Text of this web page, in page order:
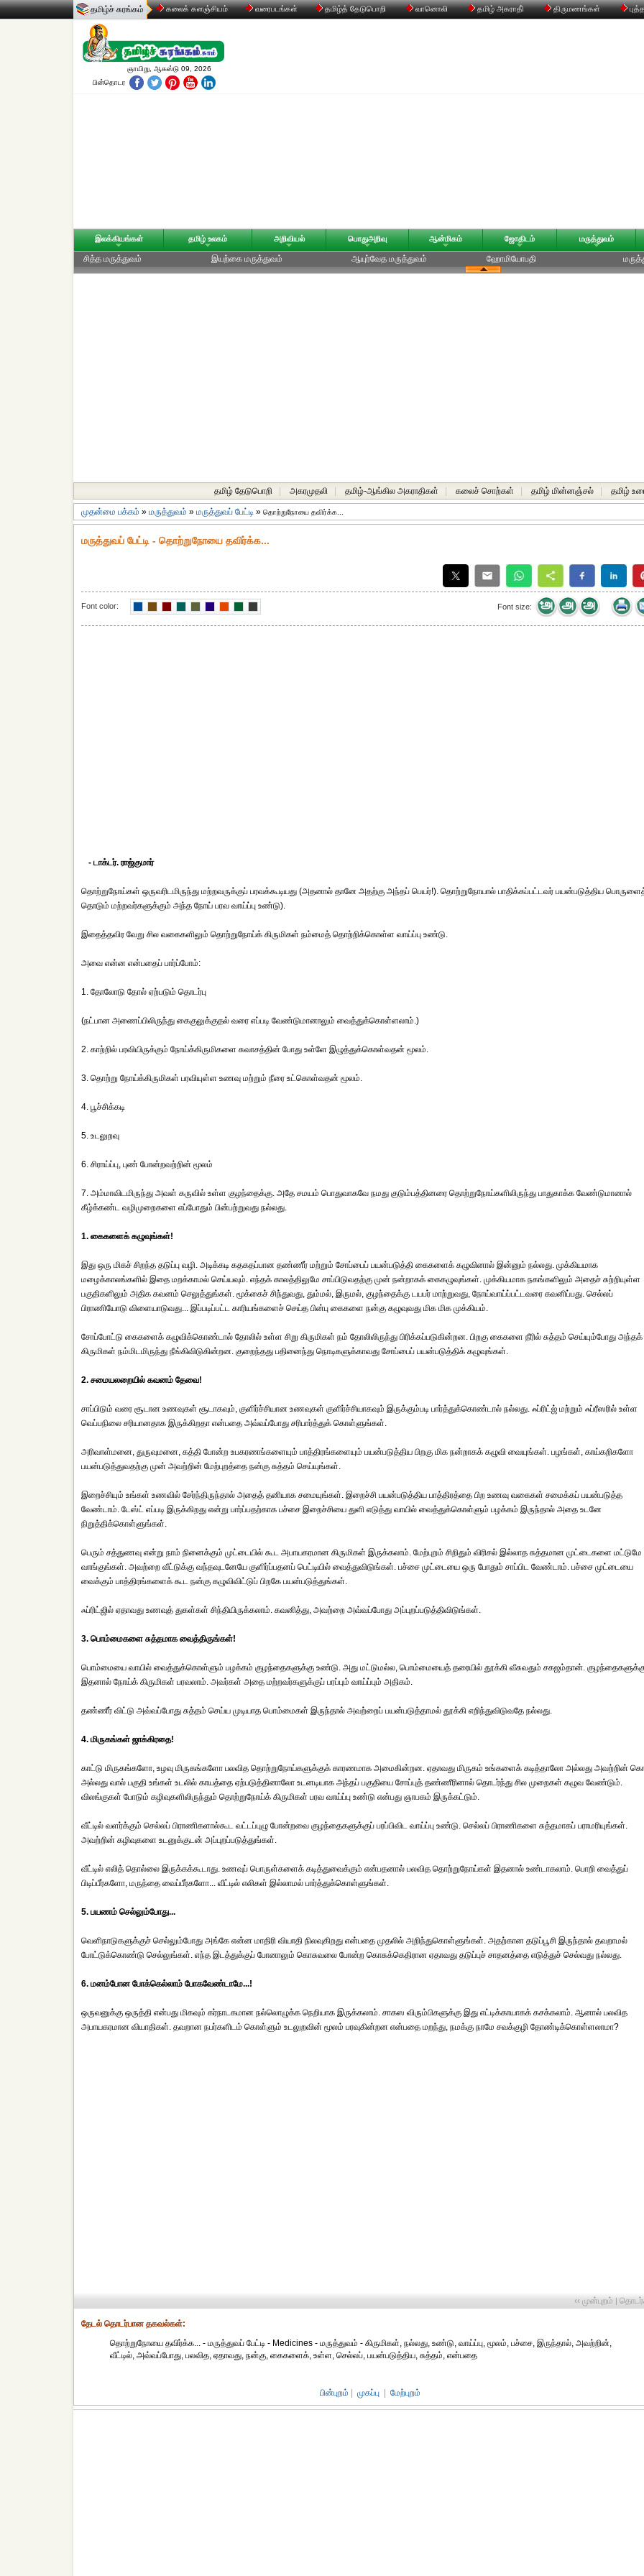
தமிழ்ச் சுரங்கம் கலைக் களஞ்சியம் வரைபடங்கள் தமிழ்த் தேடுபொறி வானொலி தமிழ் அகராதி் திருமணங்கள்
ஞாயிறு, ஆகஸ்டு 09, 2026
பின்தொடர
இலக்கியங்கள் தமிழ் உலகம் அறிவியல் பொதுஅறிவு ஆன்மிகம் ஜோதிடம் மருத்துவம்
சித்த மருத்துவம் இயற்கை மருத்துவம் ஆயுர்வேத மருத்துவம் ஹோமியோபதி
தமிழ் தேடுபொறி அகரமுதலி தமிழ்-ஆங்கில அகராதிகள் கலைச் சொற்கள் தமிழ் மின்னஞ்சல் தமிழ்
முதன்மை பக்கம் » மருத்துவம் » மருத்துவப் பேட்டி » தொற்றுநோயை தவிர்க்க...
மருத்துவப் பேட்டி - தொற்றுநோயை தவிர்க்க...
Font color: Font size:
- டாக்டர். ராஜ்குமார்
தொற்றுநோய்கள் ஒருவரிடமிருந்து மற்றவருக்குப் பரவக்கூடியது (அதனால் தானே அதற்கு அந்தப் பெயர்!). தொற்றுநோயால் பாதிக்கப்பட்டவர் பயன்படுத்திய
தொடும் மற்றவர்களுக்கும் அந்த நோய் பரவ வாய்ப்பு உண்டு).
இதைத்தவிர வேறு சில வகைகளிலும் தொற்றுநோய்க் கிருமிகள் நம்மைத் தொற்றிக்கொள்ள வாய்ப்பு உண்டு.
அவை என்ன என்பதைப் பார்ப்போம்:
1. தோலோடு தோல் ஏற்படும் தொடர்பு
(நட்பான அணைப்பிலிருந்து கைகுலுக்குதல் வரை எப்படி வேண்டுமானாலும் வைத்துக்கொள்ளலாம்.)
2. காற்றில் பரவியிருக்கும் நோய்க்கிருமிகளை சுவாசத்தின் போது உள்ளே இழுத்துக்கொள்வதன் மூலம்.
3. தொற்று நோய்க்கிருமிகள் பரவியுள்ள உணவு மற்றும் நீரை உட்கொள்வதன் மூலம்.
4. பூச்சிக்கடி
5. உடலுறவு
6. சிராய்ப்பு, புண் போன்றவற்றின் மூலம்
7. அம்மாவிடமிருந்து அவள் கருவில் உள்ள குழந்தைக்கு. அதே சமயம் பொதுவாகவே நமது குடும்பத்தினரை தொற்றுநோய்களிலிருந்து பாதுகாக்க வேண்டுமானால்
கீழ்க்கண்ட வழிமுறைகளை எப்போதும் பின்பற்றுவது நல்லது.
1. கைகளைக் கழுவுங்கள்!
இது ஒரு மிகச் சிறந்த தடுப்பு வழி. அடிக்கடி கதகதப்பான தண்ணீர் மற்றும் சோப்பைப் பயன்படுத்தி கைகளைக் கழுவினால் இன்னும் நல்லது. முக்கியமாக
மழைக்காலங்களில் இதை மறக்காமல் செய்யவும். எந்தக் காலத்திலுமே சாப்பிடுவதற்கு முன் நன்றாகக் கைகழுவுங்கள். முக்கியமாக நகங்களிலும் அதைச் சுற்றியுள்ள
பகுதிகளிலும் அதிக கவனம் செலுத்துங்கள். மூக்கைச் சிந்துவது, தும்மல், இருமல், குழந்தைக்கு டயபர் மாற்றுவது, நோய்வாய்ப்பட்டவரை கவனிப்பது. செல்லப்
பிராணியோடு விளையாடுவது... இப்படிப்பட்ட காரியங்களைச் செய்த பின்பு கைகளை நன்கு கழுவுவது மிக மிக முக்கியம்.
சோப்போட்டு கைகளைக் கழுவிக்கொண்டால் தோலில் உள்ள சிறு கிருமிகள் நம் தோலிலிருந்து பிரிக்கப்படுகின்றன. பிறகு கைகளை நீரில் சுத்தம் செய்யும்போது அந்தக்
கிருமிகள் நம்மிடமிருந்து நீங்கிவிடுகின்றன. குறைந்தது பதினைந்து நொடிகளுக்காவது சோப்பைப் பயன்படுத்திக் கழுவுங்கள்.
2. சமையலறையில் கவனம் தேவை!
சாப்பிடும் வரை சூடான உணவுகள் சூடாகவும், குளிர்ச்சியான உணவுகள் குளிர்ச்சியாகவும் இருக்கும்படி பார்த்துக்கொண்டால் நல்லது. ஃப்ரிட்ஜ் மற்றும் ஃப்ரீஸரில் உள்ள
வெப்பநிலை சரியானதாக இருக்கிறதா என்பதை அவ்வப்போது சரிபார்த்துக் கொள்ளுங்கள்.
அரிவாள்மனை, துருவுமனை, கத்தி போன்ற உபகரணங்களையும் பாத்திரங்களையும் பயன்படுத்திய பிறகு மிக நன்றாகக் கழுவி வையுங்கள். பழங்கள், காய்கறிகளோ
பயன்படுத்துவதற்கு முன் அவற்றின் மேற்புறத்தை நன்கு சுத்தம் செய்யுங்கள்.
இறைச்சியும் உங்கள் உணவில் சேர்ந்திருந்தால் அதைத் தனியாக சமையுங்கள். இறைச்சி பயன்படுத்திய பாத்திரத்தை பிற உணவு வகைகள் சமைக்கப் பயன்படுத்த
வேண்டாம். டேஸ்ட் எப்படி இருக்கிறது என்று பார்ப்பதற்காக பச்சை இறைச்சியை துளி எடுத்து வாயில் வைத்துக்கொள்ளும் பழக்கம் இருந்தால் அதை உடனே
நிறுத்திக்கொள்ளுங்கள்.
பெரும் சத்துணவு என்று நாம் நினைக்கும் முட்டையில் கூட அபாயகரமான கிருமிகள் இருக்கலாம். மேற்புறம் சிறிதும் விரிசல் இல்லாத சுத்தமான முட்டைகளை மட்டுமே
வாங்குங்கள். அவற்றை வீட்டுக்கு வந்தவுடனேயே குளிர்ப்பதனப் பெட்டியில் வைத்துவிடுங்கள். பச்சை முட்டையை ஒரு போதும் சாப்பிட வேண்டாம். பச்சை முட்டையை
வைக்கும் பாத்திரங்களைக் கூட நன்கு கழுவிவிட்டுப் பிறகே பயன்படுத்துங்கள்.
ஃப்ரிட்ஜில் ஏதாவது உணவுத் துகள்கள் சிந்தியிருக்கலாம். கவனித்து, அவற்றை அவ்வப்போது அப்புறப்படுத்திவிடுங்கள்.
3. பொம்மைகளை சுத்தமாக வைத்திருங்கள்!
பொம்மையை வாயில் வைத்துக்கொள்ளும் பழக்கம் குழந்தைகளுக்கு உண்டு. அது மட்டுமல்ல, பொம்மையைத் தரையில் தூக்கி வீசுவதும் சகஜம்தான்.
இதனால் நோய்க் கிருமிகள் பரவலாம். அவர்கள் அதை மற்றவர்களுக்குப் பரப்பும் வாய்ப்பும் அதிகம்.
தண்ணீர் விட்டு அவ்வப்போது சுத்தம் செய்ய முடியாத பொம்மைகள் இருந்தால் அவற்றைப் பயன்படுத்தாமல் தூக்கி எறிந்துவிடுவதே நல்லது.
4. மிருகங்கள் ஜாக்கிரதை!
காட்டு மிருகங்களோ, உழவு மிருகங்களோ பலவித தொற்றுநோய்களுக்குக் காரணமாக அமைகின்றன. ஏதாவது மிருகம் உங்களைக் கடித்தாலோ அல்லது அவற்றின்
அல்லது வால் பகுதி உங்கள் உடலில் காயத்தை ஏற்படுத்தினாலோ உடனடியாக அந்தப் பகுதியை சோப்புத் தண்ணீரினால் தொடர்ந்து சில முறைகள் கழுவ வேண்டும்.
விலங்குகள் போடும் கழிவுகளிலிருந்தும் தொற்றுநோய்க் கிருமிகள் பரவ வாய்ப்பு உண்டு என்பது ஞாபகம் இருக்கட்டும்.
வீட்டில் வளர்க்கும் செல்லப் பிராணிகளால்கூட வட்டப்புழு போன்றவை குழந்தைகளுக்குப் பரப்பிவிட வாய்ப்பு உண்டு. செல்லப் பிராணிகளை சுத்தமாகப் பராமரியுங்கள்.
அவற்றின் கழிவுகளை உடனுக்குடன் அப்புறப்படுத்துங்கள்.
வீட்டில் எலித் தொல்லை இருக்கக்கூடாது. உணவுப் பொருள்களைக் கடித்துவைக்கும் என்பதனால் பலவித தொற்றுநோய்கள் இதனால் உண்டாகலாம். பொறி வைத்துப்
பிடிப்பீர்களோ, மருந்தை வைப்பீர்களோ... வீட்டில் எலிகள் இல்லாமல் பார்த்துக்கொள்ளுங்கள்.
5. பயணம் செல்லும்போது...
வெளிநாடுகளுக்குச் செல்லும்போது அங்கே என்ன மாதிரி வியாதி நிலவுகிறது என்பதை முதலில் அறிந்துகொள்ளுங்கள். அதற்கான தடுப்பூசி இருந்தால் தவறாமல்
போட்டுக்கொண்டு செல்லுங்கள். எந்த இடத்துக்குப் போனாலும் கொசுவலை போன்ற கொசுக்கெதிரான ஏதாவது தடுப்புச் சாதனத்தை எடுத்துச் செல்வது நல்லது.
6. மனம்போன போக்கெல்லாம் போகவேண்டாமே...!
ஒருவனுக்கு ஒருத்தி என்பது மிகவும் கர்நாடகமான நல்லொழுக்க நெறியாக இருக்கலாம். சாகஸ விரும்பிகளுக்கு இது எட்டிக்காயாகக் கசக்கலாம். ஆனால் பலவித
அபாயகரமான வியாதிகள். தவறான நபர்களிடம் கொள்ளும் உடலுறவின் மூலம் பரவுகின்றன என்பதை மறந்து, நமக்கு நாமே சவக்குழி தோண்டிக்கொள்ளலாமா?
‹‹ முன்புறம் |
தேட‌ல் தொட‌ர்பான தகவ‌ல்க‌ள்:
தொற்றுநோயை தவிர்க்க... - மருத்துவப் பேட்டி - Medicines - மருத்துவம் - கிருமிகள், நல்லது, உண்டு, வாய்ப்பு, மூலம், பச்சை, இருந்தால், அவற்றின்,
வீட்டில், அவ்வப்போது, பலவித, ஏதாவது, நன்கு, கைகளைக், உள்ள, செல்லப், பயன்படுத்திய, சுத்தம், என்பதை
பின்புறம் முகப்பு மேற்புறம்